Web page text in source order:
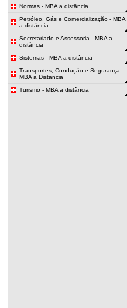
Normas - MBA a distância
Petróleo, Gás e Comercialização - MBA
a distância
Secretariado e Assessoria - MBA a
distância
Sistemas - MBA a distância
Transportes, Condução e Segurança -
MBA a Distancia
Turismo - MBA a distância